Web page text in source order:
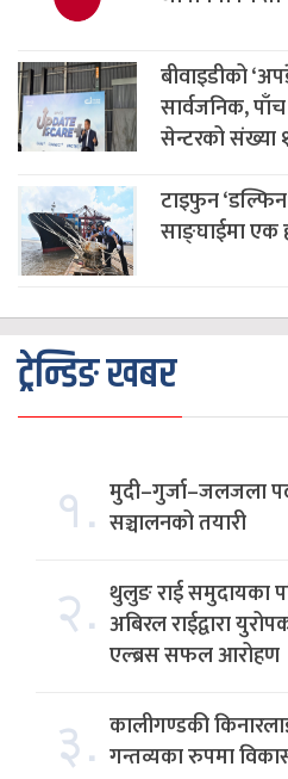
बीवाइडीको
सार्वजनिक,
सेन्टरको संख्या
टाइफुन
साङ्घाईमा एक
ट्रेन्डिङ खबर
१. मुदी–गुर्जा–जलजला
सञ्चालनको तयारी
२. थुलुङ राई समुदायका
अबिरल राईद्वारा
एल्ब्रस सफल आरोहण
३. कालीगण्डकी
गन्तव्यका रुपमा